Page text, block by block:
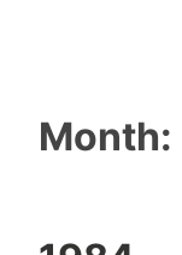
Month: